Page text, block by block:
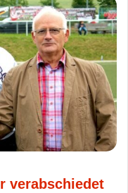
verabschiedet